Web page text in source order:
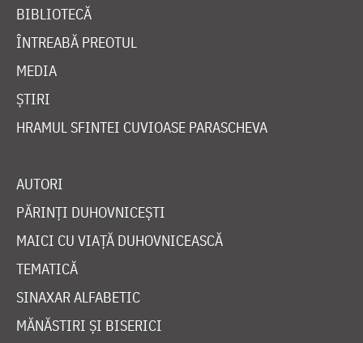
BIBLIOTECĂ
ÎNTREABĂ PREOTUL
MEDIA
ȘTIRI
HRAMUL SFINTEI CUVIOASE PARASCHEVA
AUTORI
PĂRINȚI DUHOVNICEȘTI
MAICI CU VIAȚĂ DUHOVNICEASCĂ
TEMATICĂ
SINAXAR ALFABETIC
MĂNĂSTIRI ȘI BISERICI